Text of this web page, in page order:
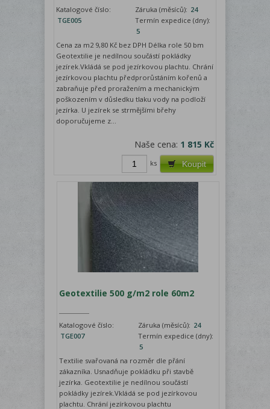
Katalogové číslo:
TGE005
Záruka (měsíců): 24
Termín expedice (dny):
5
Cena za m2 9,80 Kč bez DPH Délka role 50 bm
Geotextilie je nedílnou součástí pokládky
jezírek.Vkládá se pod jezírkovou plachtu. Chrání
jezírkovou plachtu předprorůstáním kořenů a
zabraňuje před proražením a mechanickým
poškozením v důsledku tlaku vody na podloží
jezírka. U jezírek se strmějšími břehy
doporučujeme z...
Naše cena: 1 815 Kč
Koupit
ks
Geotextilie 500 g/m2 role 60m2
Katalogové číslo:
TGE007
Záruka (měsíců): 24
Termín expedice (dny):
5
Textilie svařovaná na rozměr dle přání
zákazníka. Usnadňuje pokládku při stavbě
jezírka. Geotextilie je nedílnou součástí
pokládky jezírek.Vkládá se pod jezírkovou
plachtu. Chrání jezírkovou plachtu